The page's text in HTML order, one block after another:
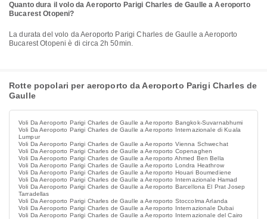
Quanto dura il volo da Aeroporto Parigi Charles de Gaulle a Aeroporto
Bucarest Otopeni?
La durata del volo da Aeroporto Parigi Charles de Gaulle a Aeroporto
Bucarest Otopeni è di circa 2h 50min.
Rotte popolari per aeroporto da Aeroporto Parigi Charles de
Gaulle
Voli Da Aeroporto Parigi Charles de Gaulle a Aeroporto Bangkok-Suvarnabhumi
Voli Da Aeroporto Parigi Charles de Gaulle a Aeroporto Internazionale di Kuala
Lumpur
Voli Da Aeroporto Parigi Charles de Gaulle a Aeroporto Vienna Schwechat
Voli Da Aeroporto Parigi Charles de Gaulle a Aeroporto Copenaghen
Voli Da Aeroporto Parigi Charles de Gaulle a Aeroporto Ahmed Ben Bella
Voli Da Aeroporto Parigi Charles de Gaulle a Aeroporto Londra Heathrow
Voli Da Aeroporto Parigi Charles de Gaulle a Aeroporto Houari Boumediene
Voli Da Aeroporto Parigi Charles de Gaulle a Aeroporto Internazionale Hamad
Voli Da Aeroporto Parigi Charles de Gaulle a Aeroporto Barcellona El Prat Josep
Tarradellas
Voli Da Aeroporto Parigi Charles de Gaulle a Aeroporto Stoccolma Arlanda
Voli Da Aeroporto Parigi Charles de Gaulle a Aeroporto Internazionale Dubai
Voli Da Aeroporto Parigi Charles de Gaulle a Aeroporto Internazionale del Cairo